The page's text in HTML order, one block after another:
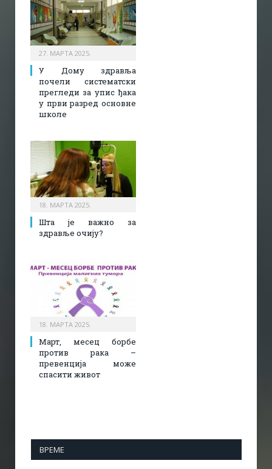
27. МАРТА 2025.
У Дому здравља
почели систематски
прегледи за упис ђака
у први разред основне
школе
18. МАРТА 2025.
Шта је важно за
здравље очију?
18. МАРТА 2025.
Март, месец борбе
против рака –
превенција може
спасити живот
ВРЕМЕ